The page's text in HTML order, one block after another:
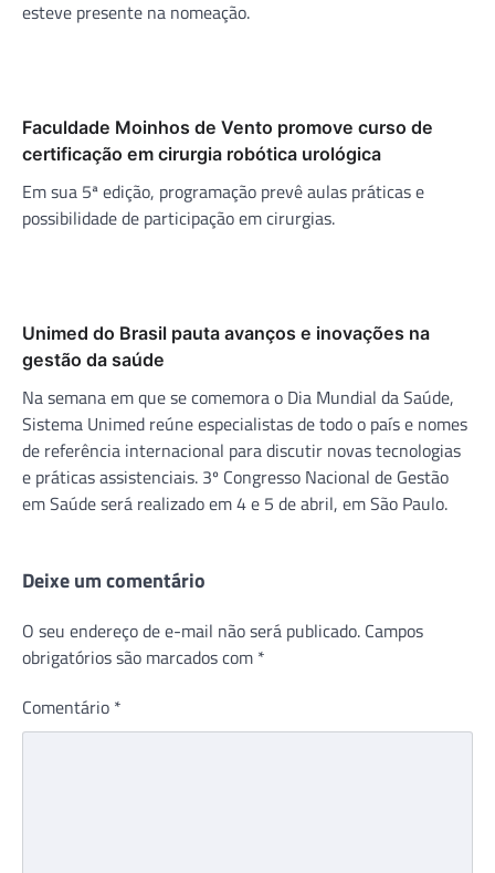
esteve presente na nomeação.
Faculdade Moinhos de Vento promove curso de
certificação em cirurgia robótica urológica
Em sua 5ª edição, programação prevê aulas práticas e
possibilidade de participação em cirurgias.
Unimed do Brasil pauta avanços e inovações na
gestão da saúde
Na semana em que se comemora o Dia Mundial da Saúde,
Sistema Unimed reúne especialistas de todo o país e nomes
de referência internacional para discutir novas tecnologias
e práticas assistenciais. 3º Congresso Nacional de Gestão
em Saúde será realizado em 4 e 5 de abril, em São Paulo.
Deixe um comentário
O seu endereço de e-mail não será publicado. Campos
obrigatórios são marcados com *
Comentário *